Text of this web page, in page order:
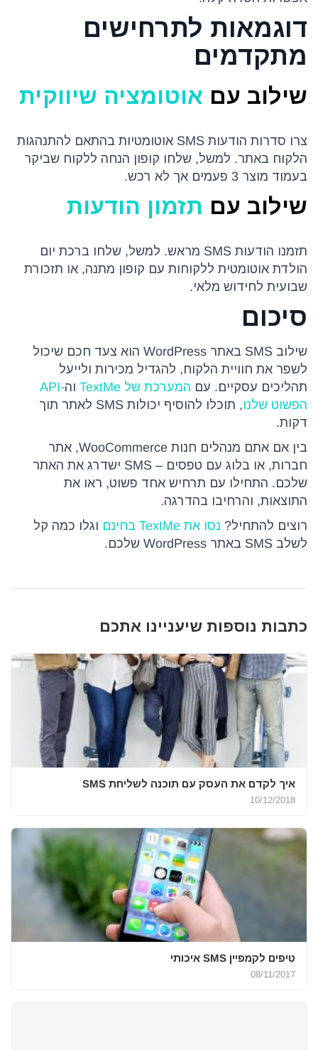
דוגמאות לתרחישים
מתקדמים
שילוב עם אוטומציה שיווקית
צרו סדרות הודעות SMS אוטומטיות בהתאם להתנהגות
הלקוח באתר. למשל, שלחו קופון הנחה ללקוח שביקר
בעמוד מוצר 3 פעמים אך לא רכש.
שילוב עם תזמון הודעות
תזמנו הודעות SMS מראש. למשל, שלחו ברכת יום
הולדת אוטומטית ללקוחות עם קופון מתנה, או תזכורת
שבועית לחידוש מלאי.
סיכום
שילוב SMS באתר WordPress הוא צעד חכם שיכול
לשפר את חוויית הלקוח, להגדיל מכירות ולייעל
תהליכים עסקיים. עם המערכת של TextMe וה -API
הפשוט שלנו
, תוכלו להוסיף יכולות SMS לאתר תוך
דקות.
בין אם אתם מנהלים חנות WooCommerce, אתר
חברות, או בלוג עם טפסים – SMS ישדרג את האתר
שלכם. התחילו עם תרחיש אחד פשוט, ראו את
התוצאות, והרחיבו בהדרגה.
רוצים להתחיל? נסו את TextMe בחינם
וגלו כמה קל
לשלב SMS באתר WordPress שלכם.
כתבות נוספות שיעניינו אתכם
איך לקדם את העסק עם תוכנה לשליחת SMS
10/12/2018
טיפים לקמפיין SMS איכותי
08/11/2017